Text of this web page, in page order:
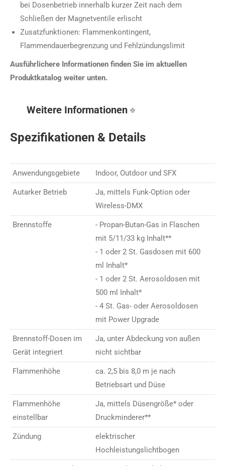
bei Dosenbetrieb innerhalb kurzer Zeit nach dem
Schließen der Magnetventile erlischt
Zusatzfunktionen: Flammenkontingent,
Flammendauerbegrenzung und Fehlzündungslimit
Ausführlichere Informationen finden Sie im aktuellen
Produktkatalog weiter unten.
Weitere Informationen
Spezifikationen & Details
Anwendungsgebiete Indoor, Outdoor und SFX
Autarker Betrieb
Ja, mittels Funk-Option oder
Wireless-DMX
Brennstoffe
- Propan-Butan-Gas in Flaschen
mit 5/11/33 kg Inhalt**
- 1 oder 2 St. Gasdosen mit 600
ml Inhalt*
- 1 oder 2 St. Aerosoldosen mit
500 ml Inhalt*
- 4 St. Gas- oder Aerosoldosen
mit Power Upgrade
Brennstoff-Dosen im
Gerät integriert
Ja, unter Abdeckung von außen
nicht sichtbar
Flammenhöhe
ca. 2,5 bis 8,0 m je nach
Betriebsart und Düse
Flammenhöhe
einstellbar
Ja, mittels Düsengröße* oder
Druckminderer**
Zündung
elektrischer
Hochleistungslichtbogen